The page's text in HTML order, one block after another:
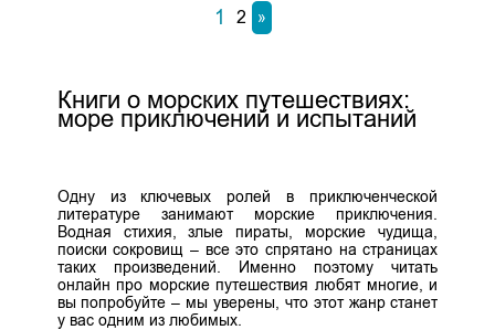
1 2 »
Книги о морских путешествиях:
море приключений и испытаний
Одну из ключевых ролей в приключенческой
литературе занимают морские приключения.
Водная стихия, злые пираты, морские чудища,
поиски сокровищ – все это спрятано на страницах
таких произведений. Именно поэтому читать
онлайн про морские путешествия любят многие, и
вы попробуйте – мы уверены, что этот жанр станет
у вас одним из любимых.